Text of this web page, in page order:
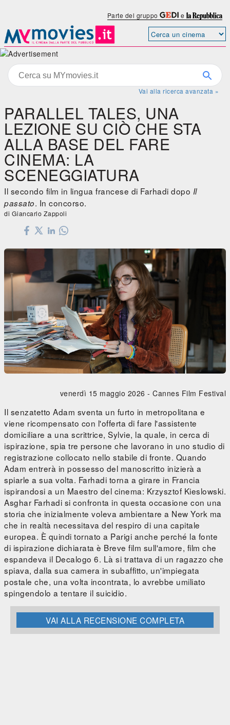
Parte del gruppo e
Vai alla ricerca avanzata »
PARALLEL TALES, UNA
LEZIONE SU CIÒ CHE STA
ALLA BASE DEL FARE
CINEMA: LA
SCENEGGIATURA
Il secondo film in lingua francese di Farhadi dopo Il
passato. In concorso.
di Giancarlo Zappoli
venerdì 15 maggio 2026 - Cannes Film Festival
Il senzatetto Adam sventa un furto in metropolitana e
viene ricompensato con l'offerta di fare l'assistente
domiciliare a una scrittrice, Sylvie, la quale, in cerca di
ispirazione, spia tre persone che lavorano in uno studio di
registrazione collocato nello stabile di fronte. Quando
Adam entrerà in possesso del manoscritto inizierà a
spiarle a sua volta. Farhadi torna a girare in Francia
ispirandosi a un Maestro del cinema: Krzysztof Kieslowski.
Asghar Farhadi si confronta in questa occasione con una
storia che inizialmente voleva ambientare a New York ma
che in realtà necessitava del respiro di una capitale
europea. È quindi tornato a Parigi anche perché la fonte
di ispirazione dichiarata è Breve film sull'amore, film che
espandeva il Decalogo 6. Là si trattava di un ragazzo che
spiava, dalla sua camera in subaffitto, un'impiegata
postale che, una volta incontrata, lo avrebbe umiliato
spingendolo a tentare il suicidio.
VAI ALLA RECENSIONE COMPLETA